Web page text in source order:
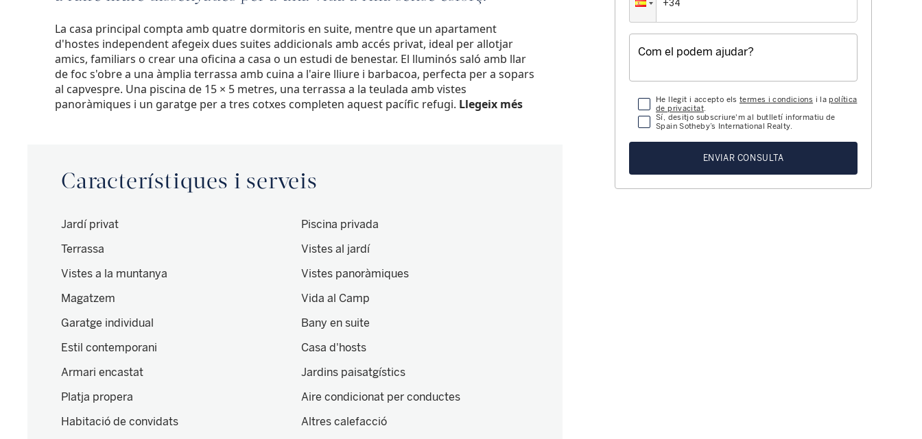
La casa principal compta amb quatre dormitoris en suite, mentre que un apartament
d'hostes independent afegeix dues suites addicionals amb accés privat, ideal per allotjar
amics, familiars o crear una oficina a casa o un estudi de benestar. El lluminós saló amb llar
de foc s'obre a una àmplia terrassa amb cuina a l'aire lliure i barbacoa, perfecta per a sopars
al capvespre. Una piscina de 15 × 5 metres, una terrassa a la teulada amb vistes
panoràmiques i un garatge per a tres cotxes completen aquest pacífic refugi. Llegeix més
Característiques i serveis
Jardí privat
Piscina privada
Terrassa
Vistes al jardí
Vistes a la muntanya
Vistes panoràmiques
Magatzem
Vida al Camp
Garatge individual
Bany en suite
Estil contemporani
Casa d'hosts
Armari encastat
Jardins paisatgístics
Platja propera
Aire condicionat per conductes
Habitació de convidats
Altres calefacció
He llegit i accepto els termes i condicions i lapolítica
de privacitat.
Sí, desitjo subscriure'm al butlletí informatiu de
Spain Sotheby’s International Realty.
ENVIAR CONSULTA